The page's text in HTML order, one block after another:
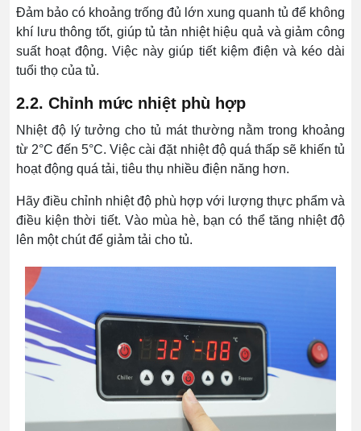
Đảm bảo có khoảng trống đủ lớn xung quanh tủ để không
khí lưu thông tốt, giúp tủ tản nhiệt hiệu quả và giảm công
suất hoạt động. Việc này giúp tiết kiệm điện và kéo dài
tuổi thọ của tủ.
2.2. Chỉnh mức nhiệt phù hợp
Nhiệt độ lý tưởng cho tủ mát thường nằm trong khoảng
từ 2°C đến 5°C. Việc cài đặt nhiệt độ quá thấp sẽ khiến tủ
hoạt động quá tải, tiêu thụ nhiều điện năng hơn.
Hãy điều chỉnh nhiệt độ phù hợp với lượng thực phẩm và
điều kiện thời tiết. Vào mùa hè, bạn có thể tăng nhiệt độ
lên một chút để giảm tải cho tủ.